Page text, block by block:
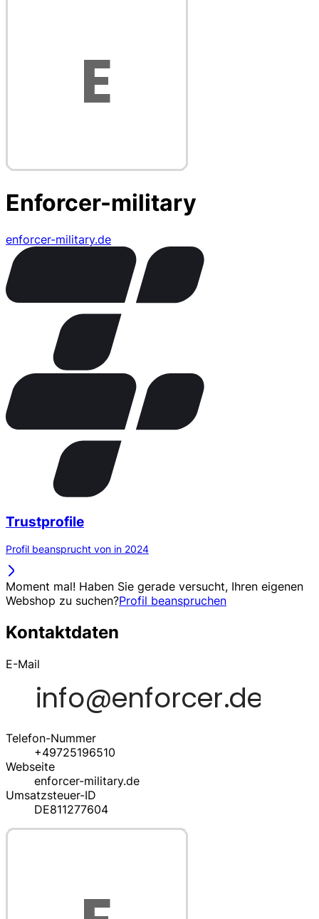
Enforcer-military
enforcer-military.de
Trustprofile
Profil beansprucht von in 2024
Moment mal! Haben Sie gerade versucht, Ihren eigenen
Webshop zu suchen?Profil beanspruchen
Kontaktdaten
E-Mail
Telefon-Nummer
+49725196510
Webseite
enforcer-military.de
Umsatzsteuer-ID
DE811277604